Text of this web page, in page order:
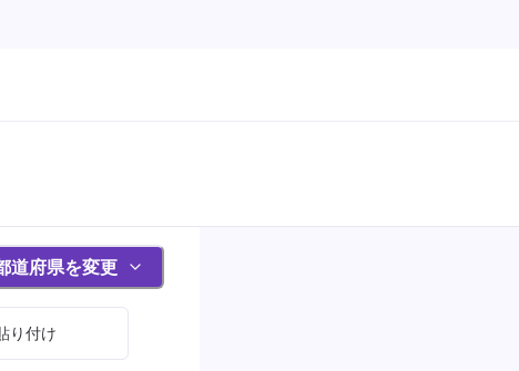
道府県を変更
り付け